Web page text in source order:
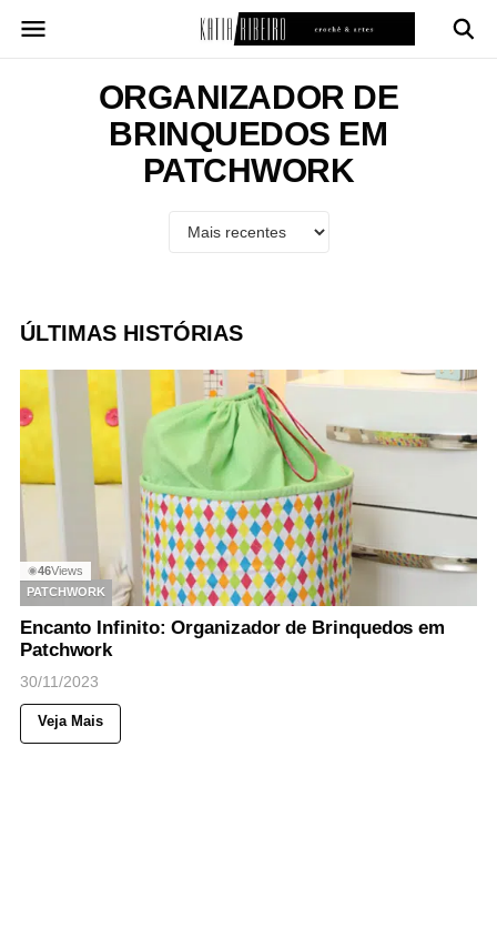
para
ORGANIZADOR DE
BRINQUEDOS EM
PATCHWORK
ÚLTIMAS HISTÓRIAS
◉46Views
PATCHWORK
Encanto Infinito: Organizador de Brinquedos em
Patchwork
30/11/2023
Veja Mais